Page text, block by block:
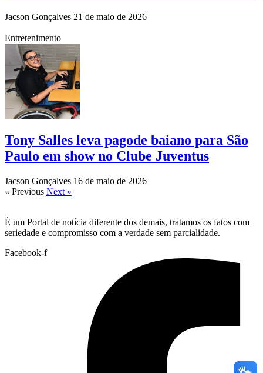
Jacson Gonçalves 21 de maio de 2026
Entretenimento
Tony Salles leva pagode baiano para São
Paulo em show no Clube Juventus
Jacson Gonçalves 16 de maio de 2026
« Previous Next »
É um Portal de notícia diferente dos demais, tratamos os fatos com
seriedade e compromisso com a verdade sem parcialidade.
Facebook-f